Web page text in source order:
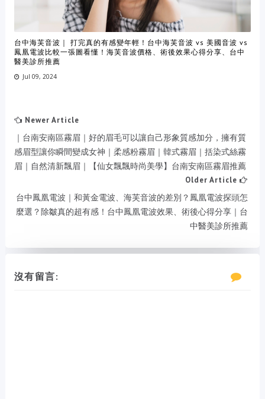
台中海芙音波｜ 打完真的有感變年輕！台中海芙音波 vs 美國音波 vs
鳳凰電波比較一張圖看懂！海芙音波價格、術後效果心得分享、台中
醫美診所推薦
Jul 09, 2024
Newer Article
｜台南安南區霧眉｜好的眉毛可以讓自己形象質感加分，擁有質
感眉型讓你瞬間變成女神｜柔感粉霧眉｜韓式霧眉｜括染式絲霧
眉｜自然清新飄眉｜【仙女飄飄時尚美學】台南安南區霧眉推薦
Older Article
台中鳳凰電波｜和黃金電波、海芙音波的差別？鳳凰電波探頭怎
麼選？除皺真的超有感！台中鳳凰電波效果、術後心得分享｜台
中醫美診所推薦
沒有留言: